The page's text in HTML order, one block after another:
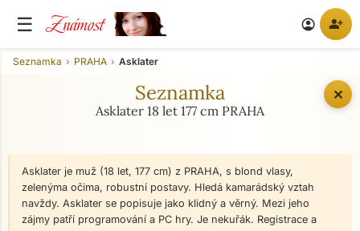
☰ Známost account_circle person_add
✕
Seznamka PRAHA Asklater
Seznamka
Asklater 18 let 177 cm PRAHA
Asklater je muž (18 let, 177 cm) z PRAHA, s blond vlasy,
zelenýma očima, robustní postavy. Hledá kamarádský vztah
navždy. Asklater se popisuje jako klidný a věrný. Mezi jeho
zájmy patří programování a PC hry. Je nekuřák. Registrace a